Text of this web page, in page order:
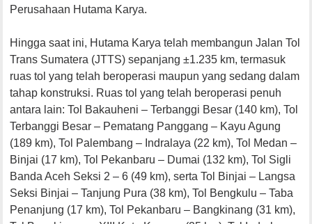
Perusahaan Hutama Karya.
Hingga saat ini, Hutama Karya telah membangun Jalan Tol
Trans Sumatera (JTTS) sepanjang ±1.235 km, termasuk
ruas tol yang telah beroperasi maupun yang sedang dalam
tahap konstruksi. Ruas tol yang telah beroperasi penuh
antara lain: Tol Bakauheni – Terbanggi Besar (140 km), Tol
Terbanggi Besar – Pematang Panggang – Kayu Agung
(189 km), Tol Palembang – Indralaya (22 km), Tol Medan –
Binjai (17 km), Tol Pekanbaru – Dumai (132 km), Tol Sigli
Banda Aceh Seksi 2 – 6 (49 km), serta Tol Binjai – Langsa
Seksi Binjai – Tanjung Pura (38 km), Tol Bengkulu – Taba
Penanjung (17 km), Tol Pekanbaru – Bangkinang (31 km),